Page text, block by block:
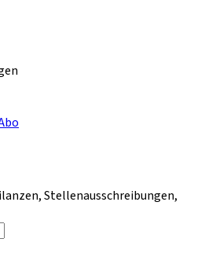
Stellenausschreibungen,